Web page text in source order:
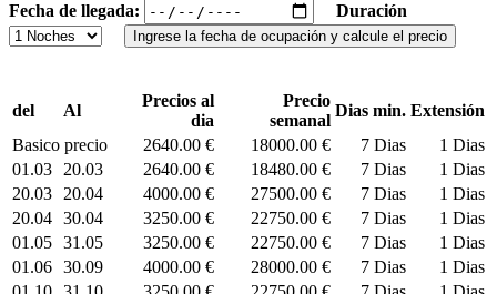
Fecha de llegada: Duración
del Al
Precios al
dia
Precio
semanal
Dias min. Extensión
Basico precio
2640.00 € 18000.00 € 7 Dias
1 Dias
01.03
20.03 2640.00 € 18480.00 € 7 Dias
1 Dias
20.03
20.04 4000.00 € 27500.00 € 7 Dias
1 Dias
20.04 30.04 3250.00 € 22750.00 € 7 Dias
1 Dias
01.05 31.05 3250.00 € 22750.00 € 7 Dias
1 Dias
01.06 30.09 4000.00 € 28000.00 € 7 Dias
1 Dias